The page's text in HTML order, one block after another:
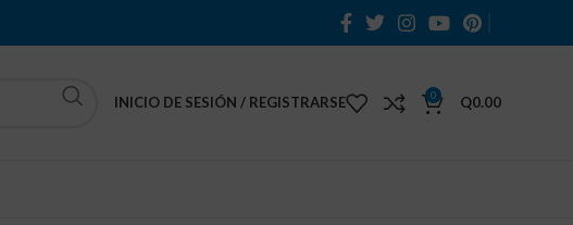
INICIO DE SESIÓN / REGISTRARSE 0 Q0.00